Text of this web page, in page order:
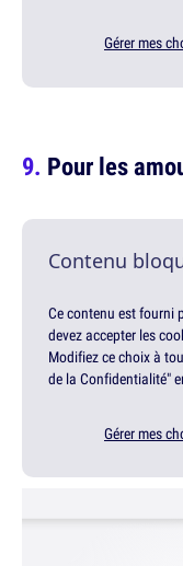
Gérer mes
Pour les
Contenu
Ce contenu est fourni
devez accepter les
Modifiez ce choix à
de la Confidentialité"
Gérer mes